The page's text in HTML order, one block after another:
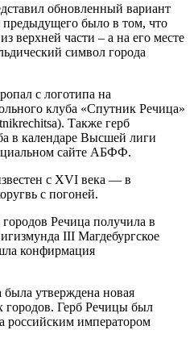
обновленный вариант
предыдущего было в том, что
верхней части – а на его месте
символ города
с логотипа на
клуба «Спутник Речица»
Также герб
в календаре Высшей лиги
сайте АБФФ.
с XVI века — в
с погоней.
Речица получила в
III Магдебургское
конфирмация
утверждена новая
городов. Герб Речицы был
российским императором